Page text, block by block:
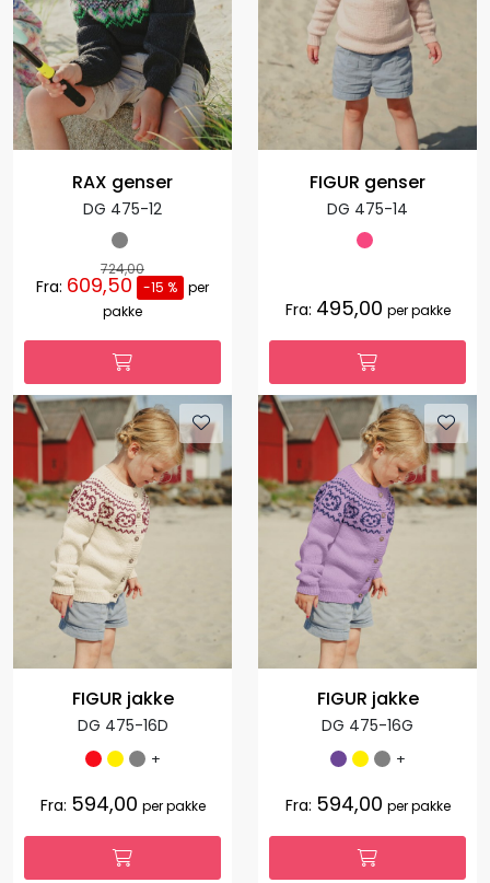
RAX genser
DG 475-12
724,00
Fra: 609,50 -15 % per
pakke
FIGUR genser
DG 475-14
Fra: 495,00 per pakke
FIGUR jakke
DG 475-16D
+
Fra: 594,00 per pakke
FIGUR jakke
DG 475-16G
+
Fra: 594,00 per pakke